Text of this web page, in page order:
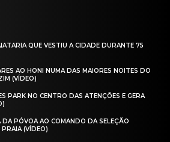
QUE VESTIU A CIDADE DURANTE 75
AO HONI NUMA DAS MAIORES NOITES DO
(VÍDEO)
PARK NO CENTRO DAS ATENÇÕES E GERA
PÓVOA AO COMANDO DA SELEÇÃO
(VÍDEO)